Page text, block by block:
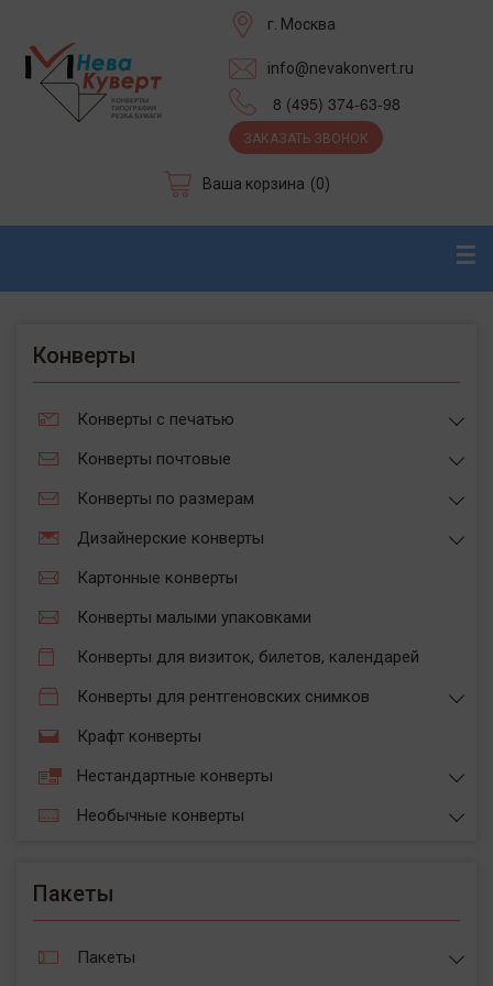
г. Москва
info@nevakonvert.ru
8 (495) 374-63-98
ЗАКАЗАТЬ ЗВОНОК
Ваша корзина (0)
☰
Конверты
Конверты с печатью
Конверты почтовые
Конверты по размерам
Дизайнерские конверты
Картонные конверты
Конверты малыми упаковками
Конверты для визиток, билетов, календарей
Конверты для рентгеновских снимков
Крафт конверты
Нестандартные конверты
Необычные конверты
Пакеты
Пакеты